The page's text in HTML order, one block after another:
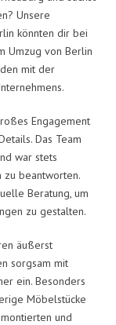
Unsere
könnten dir bei
Umzug von Berlin
mit der
Engagement
Das Team
war stets
zu beantworten.
Beratung, um
zu gestalten.
äußerst
sorgsam mit
ein. Besonders
Möbelstücke
und